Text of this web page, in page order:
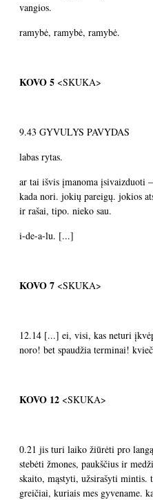
vangios.
ramybė, ramybė, ramybė.
KOVO 5 <SKUKA>
9.43 GYVULYS PAVYDAS
labas rytas.
ar tai išvis įmanoma įsivaizduoti
kada nori. jokių pareigų. jokios
ir rašai, tipo. nieko sau.
i-de-a-lu. [...]
KOVO 7 <SKUKA>
12.14 [...] ei, visi, kas neturi
noro! bet spaudžia terminai!
KOVO 12 <SKUKA>
0.21 jis turi laiko žiūrėti pro
stebėti žmones, paukščius ir
skaito, mąstyti, užsirašyti
greičiai, kuriais mes gyvename.